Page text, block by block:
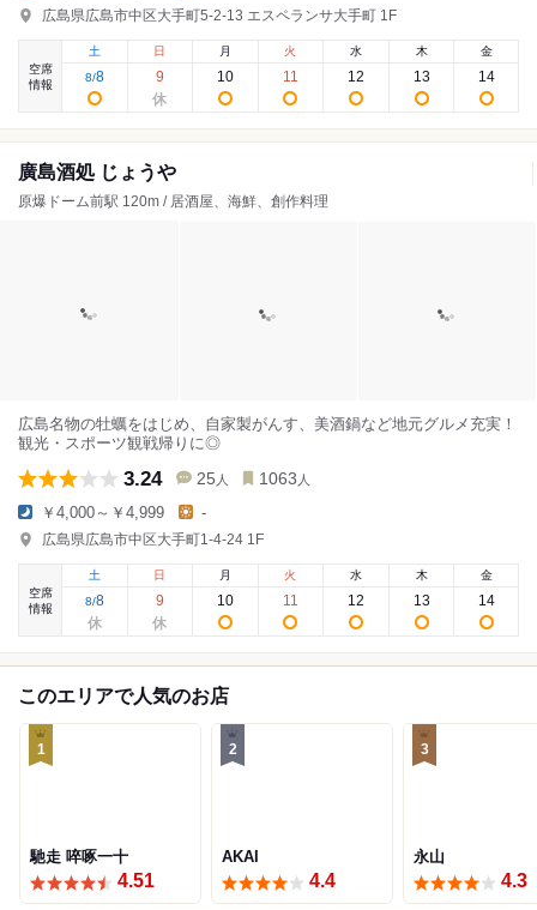
広島県広島市中区大手町5-2-13 エスペランサ大手町 1F
空席
情報
土
8/8
日
9
月
10
火
11
水
12
木
13
金
14
廣島酒処 じょうや
原爆ドーム前駅 120m / 居酒屋、海鮮、創作料理
広島名物の牡蠣をはじめ、自家製がんす、美酒鍋など地元グルメ充実！
観光・スポーツ観戦帰りに◎
3.24 25 人 1063 人
￥4,000～￥4,999 -
広島県広島市中区大手町1-4-24 1F
空席
情報
土
8/8
日
9
月
10
火
11
水
12
木
13
金
14
このエリアで人気のお店
1
馳走 啐啄一十
4.51
2
AKAI
4.4
3
永山
4.3